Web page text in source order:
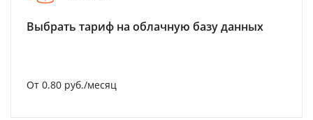
Выбрать тариф на облачную базу данных
От 0.80 руб./месяц